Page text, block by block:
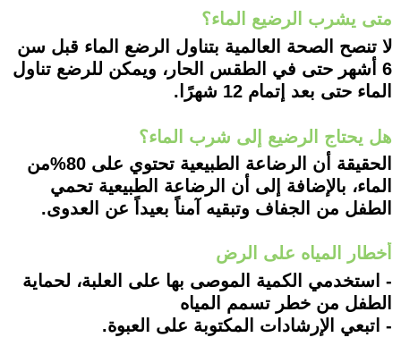
متى يشرب الرضيع الماء؟
لا تنصح الصحة العالمية بتناول الرضع الماء قبل سن
6 أشهر حتى في الطقس الحار، ويمكن للرضع تناول
الماء حتى بعد إتمام 12 شهرًا.
هل يحتاج الرضيع إلى شرب الماء؟
الحقيقة أن الرضاعة الطبيعية تحتوي على 80%من
الماء، بالإضافة إلى أن الرضاعة الطبيعية تحمي
الطفل من الجفاف وتبقيه آمناً بعيداً عن العدوى.
أخطار المياه على الرض
- استخدمي الكمية الموصى بها على العلبة، لحماية
الطفل من خطر تسمم المياه
- اتبعي الإرشادات المكتوبة على العبوة.